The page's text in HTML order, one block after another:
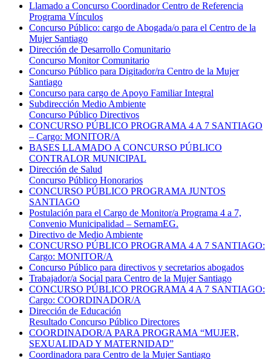
Llamado a Concurso Coordinador Centro de Referencia
Programa Vínculos
Concurso Público: cargo de Abogada/o para el Centro de la
Mujer Santiago
Dirección de Desarrollo Comunitario
Concurso Monitor Comunitario
Concurso Público para Digitador/ra Centro de la Mujer
Santiago
Concurso para cargo de Apoyo Familiar Integral
Subdirección Medio Ambiente
Concurso Público Directivos
CONCURSO PÚBLICO PROGRAMA 4 A 7 SANTIAGO
– Cargo: MONITOR/A
BASES LLAMADO A CONCURSO PÚBLICO
CONTRALOR MUNICIPAL
Dirección de Salud
Concurso Público Honorarios
CONCURSO PÚBLICO PROGRAMA JUNTOS
SANTIAGO
Postulación para el Cargo de Monitor/a Programa 4 a 7,
Convenio Municipalidad – SernamEG.
Directivo de Medio Ambiente
CONCURSO PÚBLICO PROGRAMA 4 A 7 SANTIAGO:
Cargo: MONITOR/A
Concurso Público para directivos y secretarios abogados
Trabajador/a Social para Centro de la Mujer Santiago
CONCURSO PÚBLICO PROGRAMA 4 A 7 SANTIAGO:
Cargo: COORDINADOR/A
Dirección de Educación
Resultado Concurso Público Directores
COORDINADOR/A PARA PROGRAMA “MUJER,
SEXUALIDAD Y MATERNIDAD”
Coordinadora para Centro de la Mujer Santiago